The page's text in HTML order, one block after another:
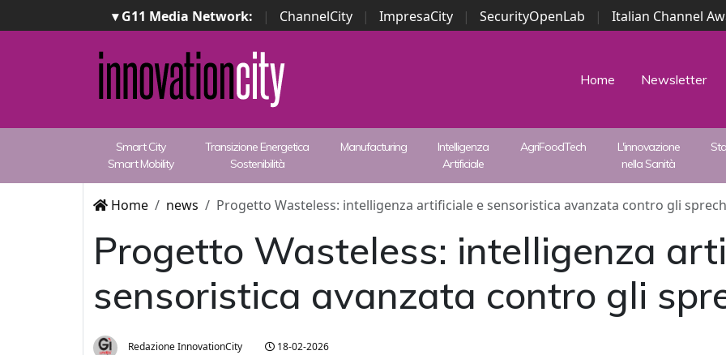
▾ G11 Media Network: | ChannelCity | ImpresaCity | SecurityOpenLab | Italian Channel
Security Awards | ...
Home Newsletter
Smart City
Smart Mobility
Transizione Energetica
Sostenibilità
Manufacturing
Intelligenza
Artificiale
AgriFoodTech
L'innovazione
nella Sanità
Home news Progetto Wasteless: intelligenza artificiale e sensoristica avanzata contro gli
Progetto Wasteless: intelligenza
sensoristica avanzata contro gli
Redazione InnovationCity 18-02-2026